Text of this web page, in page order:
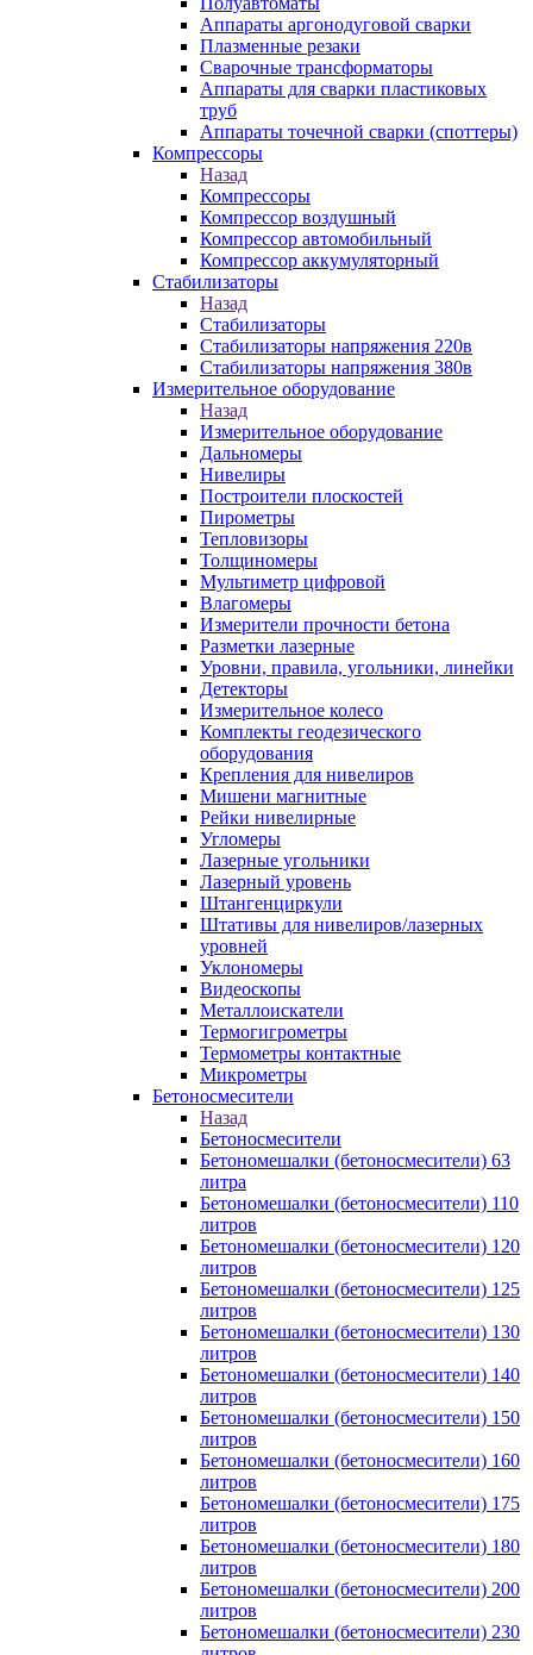
Аппараты аргонодуговой сварки
Плазменные резаки
Сварочные трансформаторы
Аппараты для сварки пластиковых
труб
Аппараты точечной сварки (споттеры)
Компрессоры
Назад
Компрессоры
Компрессор воздушный
Компрессор автомобильный
Компрессор аккумуляторный
Стабилизаторы
Назад
Стабилизаторы
Стабилизаторы напряжения 220в
Стабилизаторы напряжения 380в
Измерительное оборудование
Назад
Измерительное оборудование
Дальномеры
Нивелиры
Построители плоскостей
Пирометры
Тепловизоры
Толщиномеры
Мультиметр цифровой
Влагомеры
Измерители прочности бетона
Разметки лазерные
Уровни, правила, угольники, линейки
Детекторы
Измерительное колесо
Комплекты геодезического
оборудования
Крепления для нивелиров
Мишени магнитные
Рейки нивелирные
Угломеры
Лазерные угольники
Лазерный уровень
Штангенциркули
Штативы для нивелиров/лазерных
уровней
Уклономеры
Видеоскопы
Металлоискатели
Термогигрометры
Термометры контактные
Микрометры
Бетоносмесители
Назад
Бетоносмесители
Бетономешалки (бетоносмесители) 63
литра
Бетономешалки (бетоносмесители) 110
литров
Бетономешалки (бетоносмесители) 120
литров
Бетономешалки (бетоносмесители) 125
литров
Бетономешалки (бетоносмесители) 130
литров
Бетономешалки (бетоносмесители) 140
литров
Бетономешалки (бетоносмесители) 150
литров
Бетономешалки (бетоносмесители) 160
литров
Бетономешалки (бетоносмесители) 175
литров
Бетономешалки (бетоносмесители) 180
литров
Бетономешалки (бетоносмесители) 200
литров
Бетономешалки (бетоносмесители) 230